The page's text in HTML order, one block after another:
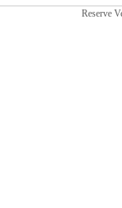
Reserve